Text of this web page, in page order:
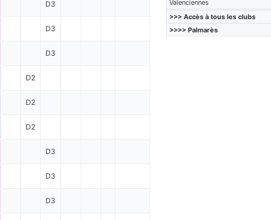
Valenciennes
>>> Accès à tous les clubs
>>>> Palmarès
D3
D3
D3
D2
D2
D2
D3
D3
D3